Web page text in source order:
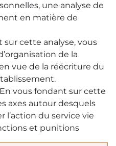
une analyse de
en matière de
sur cette analyse, vous
de la
vue de la réécriture du
En vous fondant sur cette
axes autour desquels
l’action du service vie
et punitions